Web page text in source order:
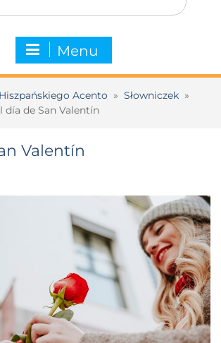
Menu
Acento » Słowniczek »
día de San Valentín
Valentín